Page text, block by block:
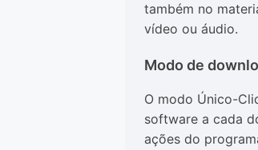
também no
vídeo ou áudio.
Modo de
O modo Único-
software a cada
ações do